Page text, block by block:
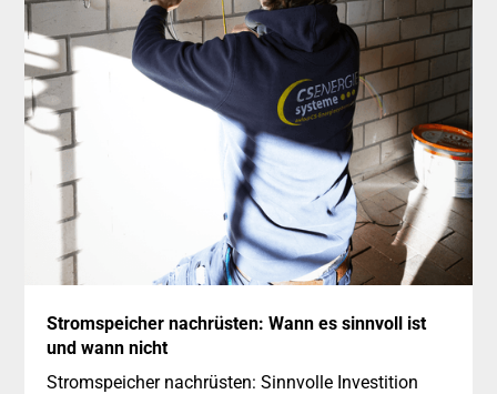
15
Stromspeicher nachrüsten: Wann es sinnvoll ist
und wann nicht
Stromspeicher nachrüsten: Sinnvolle Investition